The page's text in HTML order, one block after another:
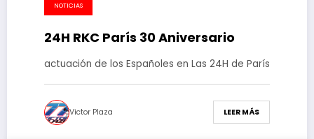
NOTICIAS
24H RKC París 30 Aniversario
actuación de los Españoles en Las 24H de París
Victor Plaza LEER MÁS